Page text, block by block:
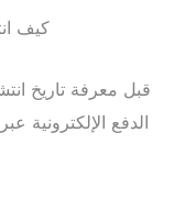
كيف
قبل معرفة تاريخ
الدفع الإلكترونية